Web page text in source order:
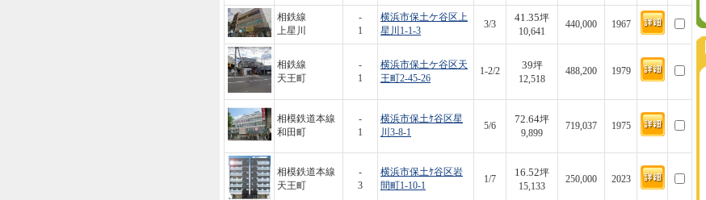
相鉄線
上星川
-
1
横浜市保土ケ谷区上
星川1-1-3
3/3
41.35坪
10,641
440,000 1967
相鉄線
天王町
-
1
横浜市保土ケ谷区天
王町2-45-26
1-2/2
39坪
12,518
488,200 1979
相模鉄道本線
和田町
-
1
横浜市保土ｹ谷区星
川3-8-1
5/6
72.64坪
9,899
719,037 1975
相模鉄道本線
天王町
-
3
横浜市保土ｹ谷区岩
間町1-10-1
1/7
16.52坪
15,133
250,000 2023